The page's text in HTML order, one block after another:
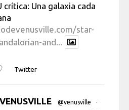
crítica: Una galaxia cada
star-
and...
Twitter
@venusville
·